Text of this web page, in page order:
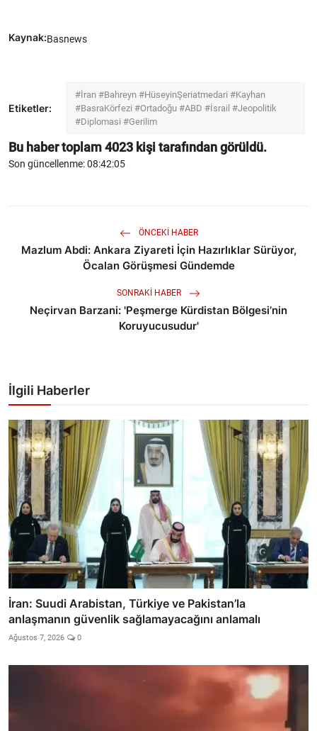
Kaynak:Basnews
Etiketler:
#İran #Bahreyn #HüseyinŞeriatmedari #Kayhan
#BasraKörfezi #Ortadoğu #ABD #İsrail #Jeopolitik
#Diplomasi #Gerilim
Bu haber toplam4023 kişi tarafından görüldü.
Son güncellenme: 08:42:05
ÖNCEKI HABER
Mazlum Abdi: Ankara Ziyareti İçin Hazırlıklar Sürüyor,
Öcalan Görüşmesi Gündemde
SONRAKI HABER
Neçirvan Barzani: 'Peşmerge Kürdistan Bölgesi’nin
Koruyucusudur'
İlgili Haberler
İran: Suudi Arabistan, Türkiye ve Pakistan’la
anlaşmanın güvenlik sağlamayacağını anlamalı
Ağustos 7, 2026 0